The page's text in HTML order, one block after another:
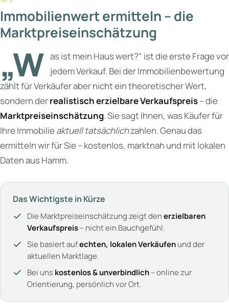
Immobilienwert ermitteln – die
Marktpreiseinschätzung
„W as ist mein Haus wert?" ist die erste Frage vor
jedem Verkauf. Bei der Immobilienbewertung
zählt für Verkäufer aber nicht ein theoretischer Wert,
sondern derrealistisch erzielbare Verkaufspreis– die
Marktpreiseinschätzung. Sie sagt Ihnen, was Käufer für
Ihre Immobilieaktuell tatsächlichzahlen. Genau das
ermitteln wir für Sie – kostenlos, marktnah und mit lokalen
Daten aus Hamm.
Das Wichtigste in Kürze
Die Marktpreiseinschätzung zeigt denerzielbaren
Verkaufspreis– nicht ein Bauchgefühl.
Sie basiert aufechten, lokalen Verkäufenund der
aktuellen Marktlage.
Bei unskostenlos & unverbindlich– online zur
Orientierung, persönlich vor Ort.